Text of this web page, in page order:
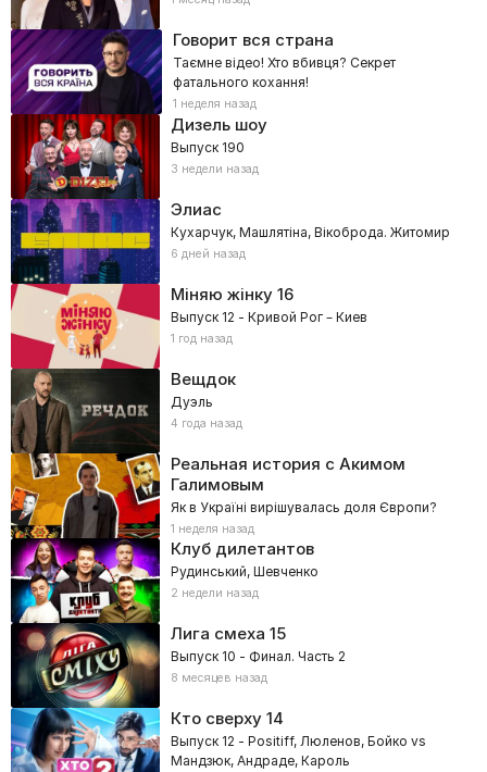
Говорит вся страна
Таємне відео! Хто вбивця? Секрет
фатального кохання!
1 неделя назад
Дизель шоу
Выпуск 190
3 недели назад
Элиас
Кухарчук, Машлятіна, Вікоброда. Житомир
6 дней назад
Міняю жінку16
Выпуск 12 - Кривой Рог – Киев
1 год назад
Вещдок
Дуэль
4 года назад
Реальная история с Акимом
Галимовым
Як в Україні вирішувалась доля Європи?
1 неделя назад
Клуб дилетантов
Рудинський, Шевченко
2 недели назад
Лига смеха 15
Выпуск 10 - Финал. Часть 2
8 месяцев назад
Кто сверху14
Выпуск 12 - Positiff, Люленов, Бойко vs
Мандзюк, Андраде, Кароль